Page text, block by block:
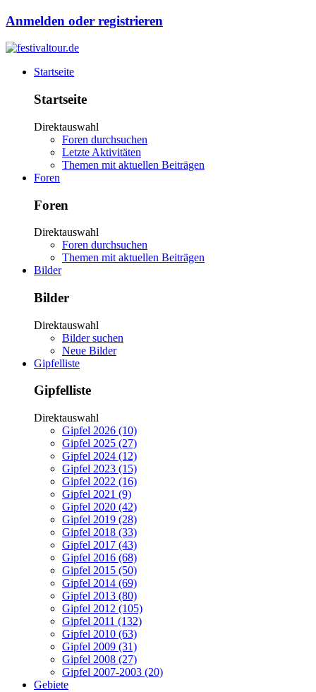
Anmelden oder registrieren
Startseite
Startseite
Direktauswahl
Foren durchsuchen
Letzte Aktivitäten
Themen mit aktuellen Beiträgen
Foren
Foren
Direktauswahl
Foren durchsuchen
Themen mit aktuellen Beiträgen
Bilder
Bilder
Direktauswahl
Bilder suchen
Neue Bilder
Gipfelliste
Gipfelliste
Direktauswahl
Gipfel 2026 (10)
Gipfel 2025 (27)
Gipfel 2024 (12)
Gipfel 2023 (15)
Gipfel 2022 (16)
Gipfel 2021 (9)
Gipfel 2020 (42)
Gipfel 2019 (28)
Gipfel 2018 (33)
Gipfel 2017 (43)
Gipfel 2016 (68)
Gipfel 2015 (50)
Gipfel 2014 (69)
Gipfel 2013 (80)
Gipfel 2012 (105)
Gipfel 2011 (132)
Gipfel 2010 (63)
Gipfel 2009 (31)
Gipfel 2008 (27)
Gipfel 2007-2003 (20)
Gebiete